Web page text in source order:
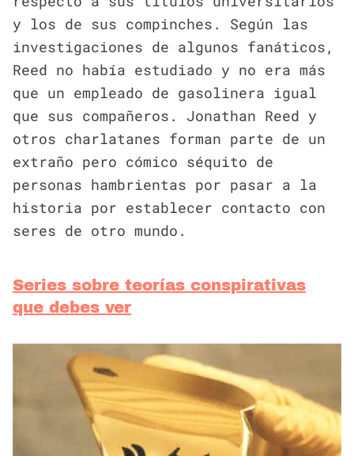
y los de sus compinches. Según las
investigaciones de algunos fanáticos,
Reed no había estudiado y no era más
que un empleado de gasolinera igual
que sus compañeros. Jonathan Reed y
otros charlatanes forman parte de un
extraño pero cómico séquito de
personas hambrientas por pasar a la
historia por establecer contacto con
seres de otro mundo.
Series sobre teorías conspirativas
que debes ver